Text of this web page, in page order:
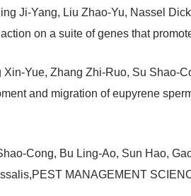
Ji-Yang, Liu Zhao-Yu, Nassel
on a suite of genes that
Yue, Zhang Zhi-Ruo, Su Shao-
and migration of eupyrene
Cong, Bu Ling-Ao, Sun Hao,
MANAGEMENT